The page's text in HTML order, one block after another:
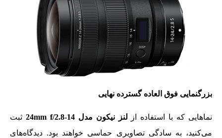
بزرگنمایی فوق العاده گسترده نهایی
نماهایی که با استفاده از لنز نیکون مدل 14-24mm f/2.8
ثبت
می‌کنید، به سادگی تصاویری حماسی خواهند بود. دیدگاه‌های